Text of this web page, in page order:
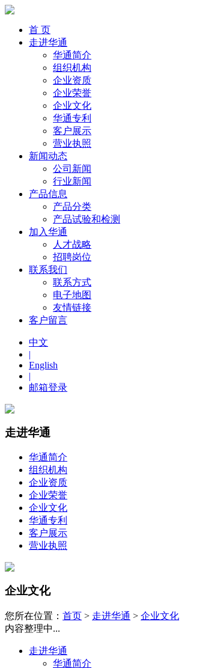
首 页
走进华通
华通简介
组织机构
企业资质
企业荣誉
企业文化
华通专利
客户展示
营业执照
新闻动态
公司新闻
行业新闻
产品信息
产品分类
产品试验和检测
加入华通
人才战略
招聘岗位
联系我们
联系方式
电子地图
友情链接
客户留言
中文
|
English
|
邮箱登录
走进华通
华通简介
组织机构
企业资质
企业荣誉
企业文化
华通专利
客户展示
营业执照
企业文化
您所在位置： 首页 > 走进华通 > 企业文化
内容整理中...
走进华通
华通简介